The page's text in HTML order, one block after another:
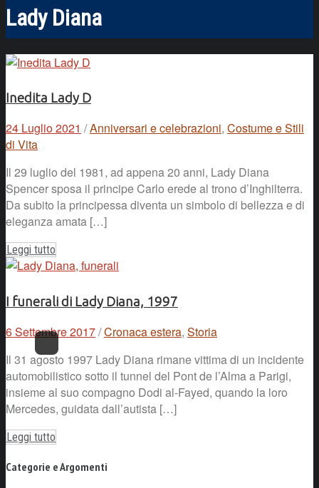
Lady Diana
Inedita Lady D
24 Luglio 2021 /Anniversari e celebrazioni, Costume e Stili
di Vita
Il 29 luglio del 1981, ad appena 20 anni, Lady Diana
Spencer sposa il principe Carlo erede al trono d’Inghilterra.
Da subito la principessa diventa un simbolo di bellezza e di
eleganza amata […]
Leggi tutto
I funerali di Lady Diana, 1997
6 Settembre 2017/Cronaca estera, Storia
Il 31 agosto 1997 Lady Diana rimane vittima di un incidente
automobilistico sotto il tunnel del Pont de l’Alma a Parigi,
insieme al suo compagno Dodi al-Fayed, quando la loro
Mercedes, guidata dall’autista […]
Leggi tutto
Categorie e Argomenti